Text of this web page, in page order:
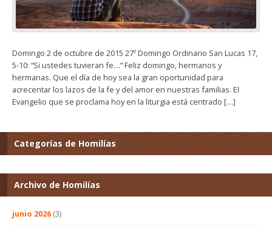
Domingo 2 de octubre de 2015 27º Domingo Ordinario San Lucas 17,
5-10: “Si ustedes tuvieran fe…” Feliz domingo, hermanos y
hermanas. Que el día de hoy sea la gran oportunidad para
acrecentar los lazos de la fe y del amor en nuestras familias. El
Evangelio que se proclama hoy en la liturgia está centrado […]
Categorías de Homilías
Archivo de Homilías
junio 2026 (3)